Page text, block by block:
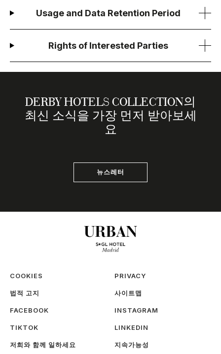
Usage and Data Retention Period
Rights of Interested Parties
DERBY HOTELS COLLECTION의
최신 소식을 가장 먼저 받아보세
요
뉴스레터
COOKIES PRIVACY
법적 고지 사이트맵
FACEBOOK INSTAGRAM
TIKTOK LINKEDIN
저희와 함께 일하세요 지속가능성